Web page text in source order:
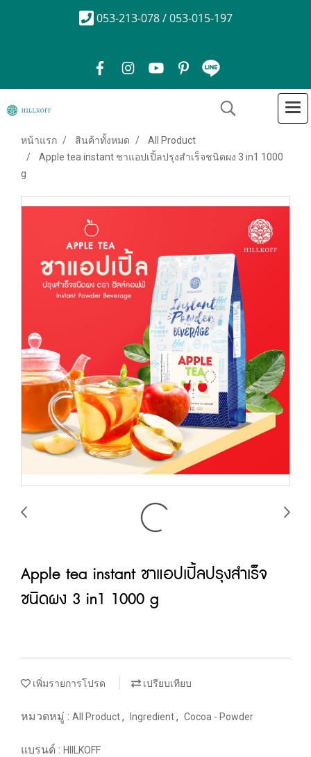
053-213-078 / 053-015-197
หน้าแรก สินค้าทั้งหมด
All Product
Apple tea instant ชาแอปเปิ้ลปรุงสำเร็จชนิดผง 3 in1 1000
g
Apple tea instant ชาแอปเปิ้ลปรุงสำเร็จ
ชนิดผง 3 in1 1000 g
เพิ่มรายการโปรด เปรียบเทียบ
หมวดหมู่ : All Product, Ingredient, Cocoa - Powder
แบรนด์ : HIILKOFF